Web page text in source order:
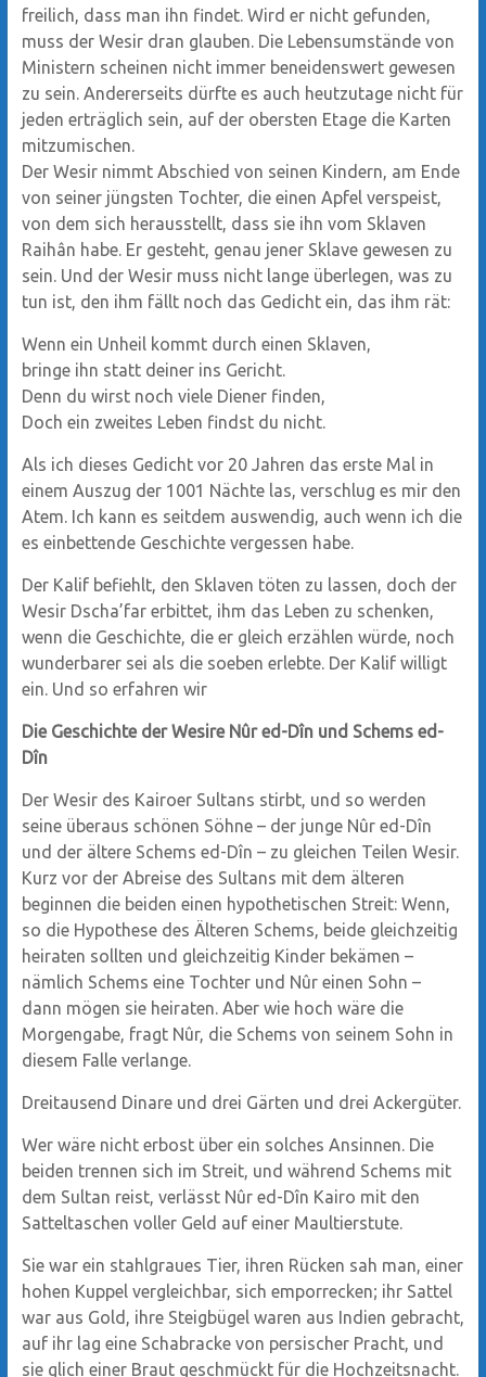
freilich, dass man ihn findet. Wird er nicht gefunden,
muss der Wesir dran glauben. Die Lebensumstände von
Ministern scheinen nicht immer beneidenswert gewesen
zu sein. Andererseits dürfte es auch heutzutage nicht für
jeden erträglich sein, auf der obersten Etage die Karten
mitzumischen.
Der Wesir nimmt Abschied von seinen Kindern, am Ende
von seiner jüngsten Tochter, die einen Apfel verspeist,
von dem sich herausstellt, dass sie ihn vom Sklaven
Raihân habe. Er gesteht, genau jener Sklave gewesen zu
sein. Und der Wesir muss nicht lange überlegen, was zu
tun ist, den ihm fällt noch das Gedicht ein, das ihm rät:
Wenn ein Unheil kommt durch einen Sklaven,
bringe ihn statt deiner ins Gericht.
Denn du wirst noch viele Diener finden,
Doch ein zweites Leben findst du nicht.
Als ich dieses Gedicht vor 20 Jahren das erste Mal in
einem Auszug der 1001 Nächte las, verschlug es mir den
Atem. Ich kann es seitdem auswendig, auch wenn ich die
es einbettende Geschichte vergessen habe.
Der Kalif befiehlt, den Sklaven töten zu lassen, doch der
Wesir Dscha’far erbittet, ihm das Leben zu schenken,
wenn die Geschichte, die er gleich erzählen würde, noch
wunderbarer sei als die soeben erlebte. Der Kalif willigt
ein. Und so erfahren wir
Die Geschichte der Wesire Nûr ed-Dîn und Schems ed-
Dîn
Der Wesir des Kairoer Sultans stirbt, und so werden
seine überaus schönen Söhne – der junge Nûr ed-Dîn
und der ältere Schems ed-Dîn – zu gleichen Teilen Wesir.
Kurz vor der Abreise des Sultans mit dem älteren
beginnen die beiden einen hypothetischen Streit: Wenn,
so die Hypothese des Älteren Schems, beide gleichzeitig
heiraten sollten und gleichzeitig Kinder bekämen –
nämlich Schems eine Tochter und Nûr einen Sohn –
dann mögen sie heiraten. Aber wie hoch wäre die
Morgengabe, fragt Nûr, die Schems von seinem Sohn in
diesem Falle verlange.
Dreitausend Dinare und drei Gärten und drei Ackergüter.
Wer wäre nicht erbost über ein solches Ansinnen. Die
beiden trennen sich im Streit, und während Schems mit
dem Sultan reist, verlässt Nûr ed-Dîn Kairo mit den
Satteltaschen voller Geld auf einer Maultierstute.
Sie war ein stahlgraues Tier, ihren Rücken sah man, einer
hohen Kuppel vergleichbar, sich emporrecken; ihr Sattel
war aus Gold, ihre Steigbügel waren aus Indien gebracht,
auf ihr lag eine Schabracke von persischer Pracht, und
sie glich einer Braut geschmückt für die Hochzeitsnacht.